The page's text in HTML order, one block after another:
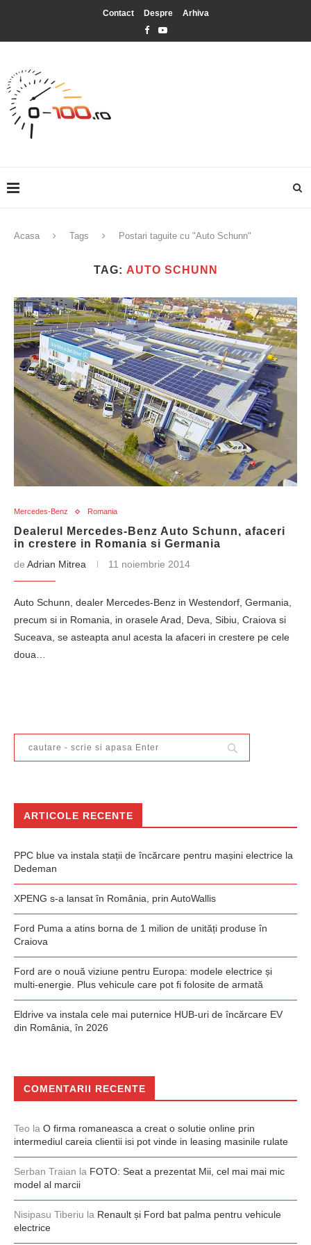
Contact Despre Arhiva
Acasa Tags Postari taguite cu "Auto Schunn"
TAG: AUTO SCHUNN
Mercedes-Benz Romania
Dealerul Mercedes-Benz Auto Schunn, afaceri
in crestere in Romania si Germania
de Adrian Mitrea 11 noiembrie 2014
Auto Schunn, dealer Mercedes-Benz in Westendorf, Germania,
precum si in Romania, in orasele Arad, Deva, Sibiu, Craiova si
Suceava, se asteapta anul acesta la afaceri in crestere pe cele
doua…
ARTICOLE RECENTE
PPC blue va instala stații de încărcare pentru mașini electrice la
Dedeman
XPENG s-a lansat în România, prin AutoWallis
Ford Puma a atins borna de 1 milion de unități produse în
Craiova
Ford are o nouă viziune pentru Europa: modele electrice și
multi-energie. Plus vehicule care pot fi folosite de armată
Eldrive va instala cele mai puternice HUB-uri de încărcare EV
din România, în 2026
COMENTARII RECENTE
Teo la O firma romaneasca a creat o solutie online prin
intermediul careia clientii isi pot vinde in leasing masinile rulate
Serban Traian la FOTO: Seat a prezentat Mii, cel mai mai mic
model al marcii
Nisipasu Tiberiu la Renault și Ford bat palma pentru vehicule
electrice